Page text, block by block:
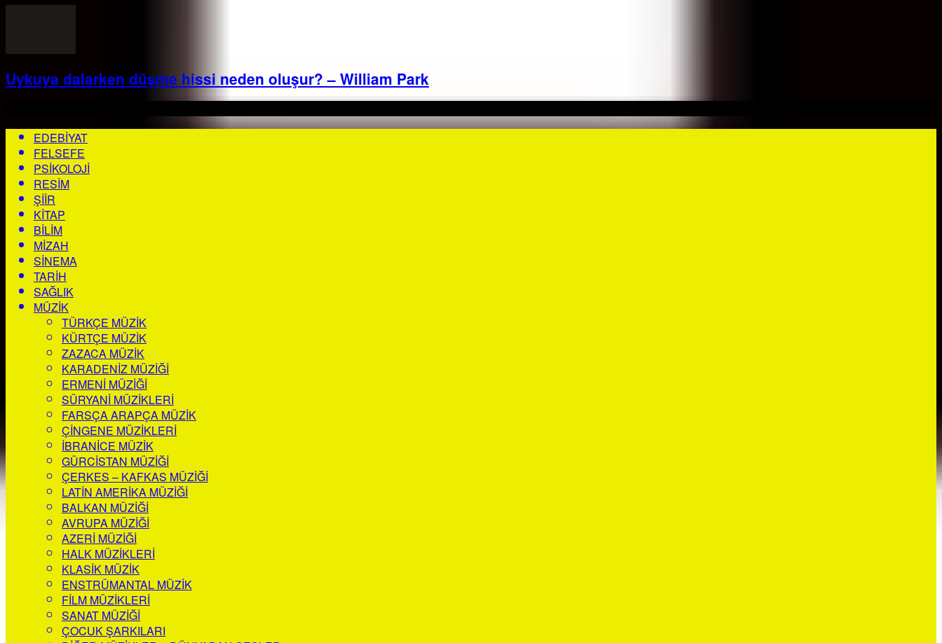
Uykuya dalarken düşme hissi neden oluşur? – William Park
EDEBIYAT
FELSEFE
PSIKOLOJI
RESIM
ŞIIR
KITAP
BILIM
MIZAH
SINEMA
TARIH
SAĞLIK
MÜZIK
TÜRKÇE MÜZIK
KÜRTÇE MÜZIK
ZAZACA MÜZIK
KARADENIZ MÜZIĞI
ERMENI MÜZIĞI
SÜRYANI MÜZIKLERI
FARSÇA ARAPÇA MÜZIK
ÇINGENE MÜZIKLERI
İBRANICE MÜZIK
GÜRCISTAN MÜZIĞI
ÇERKES – KAFKAS MÜZIĞI
LATIN AMERIKA MÜZIĞI
BALKAN MÜZIĞI
AVRUPA MÜZIĞI
AZERI MÜZIĞI
HALK MÜZIKLERI
KLASIK MÜZIK
ENSTRÜMANTAL MÜZIK
FILM MÜZIKLERI
SANAT MÜZIĞI
ÇOCUK ŞARKILARI